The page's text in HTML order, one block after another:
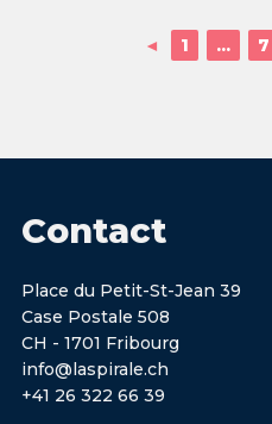
◄ 1 ... 7
Contact
Place du Petit-St-Jean 39
Case Postale 508
CH - 1701 Fribourg
info@laspirale.ch
+41 26 322 66 39